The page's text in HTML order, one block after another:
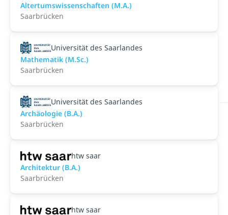
Altertumswissenschaften (M.A.)
Saarbrücken
Universität des Saarlandes
Mathematik (M.Sc.)
Saarbrücken
Universität des Saarlandes
Archäologie (B.A.)
Saarbrücken
htw saar
Architektur (B.A.)
Saarbrücken
htw saar